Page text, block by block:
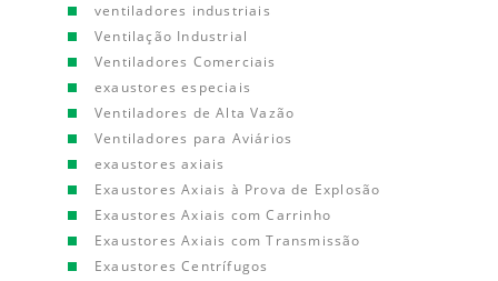
ventiladores industriais
Ventilação Industrial
Ventiladores Comerciais
exaustores especiais
Ventiladores de Alta Vazão
Ventiladores para Aviários
exaustores axiais
Exaustores Axiais à Prova de Explosão
Exaustores Axiais com Carrinho
Exaustores Axiais com Transmissão
Exaustores Centrífugos